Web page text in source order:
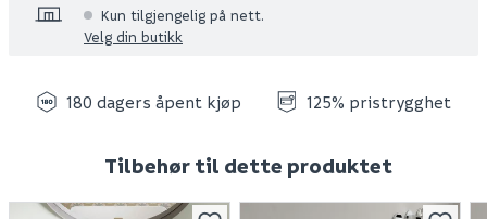
Kun tilgjengelig på nett.
Velg din butikk
180 dagers åpent kjøp 125% pristrygghet
Tilbehør til dette produktet